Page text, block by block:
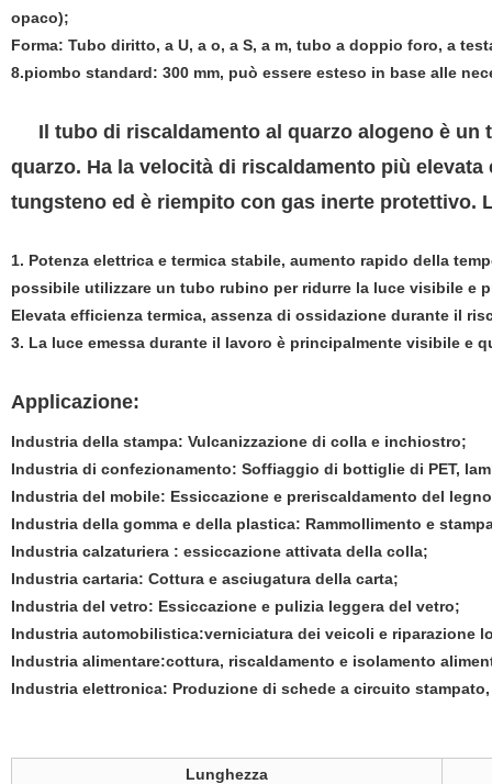
opaco);
Forma: Tubo diritto, a U, a o, a S, a m, tubo a doppio foro, a
8.piombo standard: 300 mm, può essere esteso in base alle
Il tubo di riscaldamento al quarzo alogeno è un
quarzo. Ha la velocità di riscaldamento più
tungsteno ed è riempito con gas inerte protettivo.
1. Potenza elettrica e termica stabile, aumento rapido della
possibile utilizzare un tubo rubino per ridurre la luce visibile e
Elevata efficienza termica, assenza di ossidazione durante il
3. La luce emessa durante il lavoro è principalmente visibile e
Applicazione:
Industria della stampa: Vulcanizzazione di colla e inchiostro;
Industria di confezionamento: Soffiaggio di bottiglie di PET,
Industria del mobile: Essiccazione e preriscaldamento del
Industria della gomma e della plastica: Rammollimento e
Industria calzaturiera : essiccazione attivata della colla;
Industria cartaria: Cottura e asciugatura della carta;
Industria del vetro: Essiccazione e pulizia leggera del vetro;
Industria automobilistica:verniciatura dei veicoli e riparazione
Industria alimentare:cottura, riscaldamento e isolamento
Industria elettronica: Produzione di schede a circuito
Lunghezza